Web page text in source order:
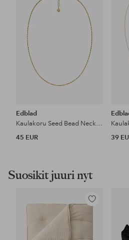
Edblad
Kaulakoru Seed Bead Necklace Gold
45 EUR
39
Suosikit juuri nyt
Lisää